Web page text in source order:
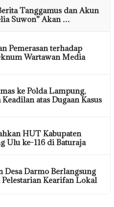
Tanggamus dan Akun
Suwon” Akan …
Pemerasan terhadap
Wartawan Media
ke Polda Lampung,
atas Dugaan Kasus
HUT Kabupaten
Ulu ke-116 di Baturaja
Desa Darmo Berlangsung
Kearifan Lokal